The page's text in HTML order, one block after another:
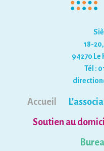
18-
94270
Tél :
Accueil
Soutien au